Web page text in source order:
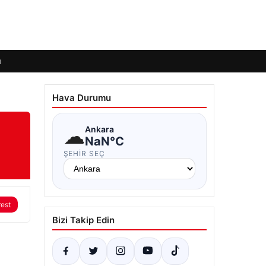
Hava Durumu
☁Ankara
NaN°C
ŞEHIR SEÇ
Bizi Takip Edin